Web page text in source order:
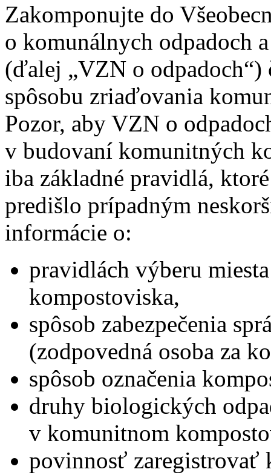
Zakomponujte do
o komunálnych odpadoch
(ďalej „VZN o odpadoch“)
spôsobu zriaďovania
Pozor, aby VZN o
v budovaní komunitných
iba základné pravidlá,
predišlo prípadným
informácie o:
pravidlách výberu
kompostoviska,
spôsob zabezpečenia
(zodpovedná osoba za
spôsob označenia
druhy biologických
v komunitnom
povinnosť zaregistrovať